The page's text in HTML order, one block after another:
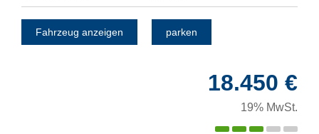
Fahrzeug anzeigen parken
18.450 €
19% MwSt.